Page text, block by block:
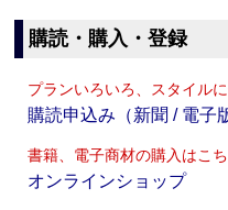
購読・購入・登録
プランいろいろ、スタイル
購読申込み（新聞 / 電子
書籍、電子商材の購入はこ
オンラインショップ